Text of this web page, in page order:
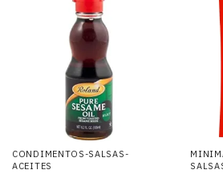
CONDIMENTOS-SALSAS-
ACEITES